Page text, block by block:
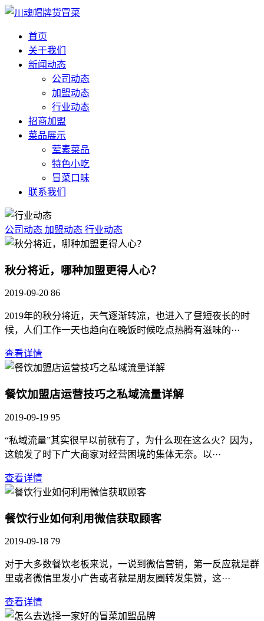
首页
关于我们
新闻动态
公司动态
加盟动态
行业动态
招商加盟
菜品展示
荤素菜品
特色小吃
冒菜口味
联系我们
公司动态 加盟动态 行业动态
秋分将近，哪种加盟更得人心？
2019-09-20 86
2019年的秋分将近，天气逐渐转凉，也进入了昼短夜长的时
候，人们工作一天也趋向在晚饭时候吃点热腾有滋味的···
查看详情
餐饮加盟店运营技巧之私域流量详解
2019-09-19 95
“私域流量”其实很早以前就有了，为什么现在这么火？因为，
这触发了时下广大商家对经营困境的集体无奈。以···
查看详情
餐饮行业如何利用微信获取顾客
2019-09-18 79
对于大多数餐饮老板来说，一说到微信营销，第一反应就是群
里或者微信里发小广告或者就是朋友圈转发集赞，这···
查看详情